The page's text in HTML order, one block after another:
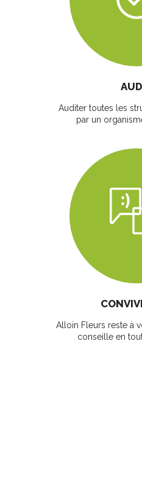
Auditer toutes les
par un
Alloin Fleurs reste à
conseille en